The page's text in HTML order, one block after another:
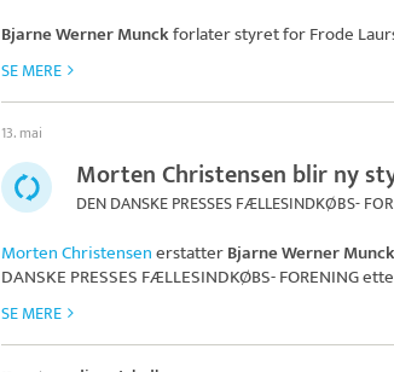
Bjarne Werner Munckforlater styret forFrode
SE MERE
13. mai
Morten Christensen blir ny
DEN DANSKE PRESSES FÆLLESINDKØBS-
Morten ChristensenerstatterBjarne Werner Munck
DANSKE PRESSES FÆLLESINDKØBS- FORENING
SE MERE